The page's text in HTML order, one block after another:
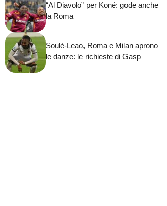
“Al Diavolo” per Koné: gode anche
la Roma
Soulé-Leao, Roma e Milan aprono
le danze: le richieste di Gasp